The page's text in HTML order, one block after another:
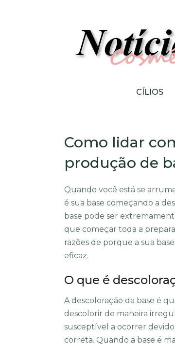
CÍLIOS
Como lidar
produção de
Quando você está se
é sua base começando a
base pode ser
que começar toda a
razões de porque a sua
eficaz.
O que é
A descoloração da base é
descolorir de maneira
susceptível a ocorrer
correta. Quando a base é